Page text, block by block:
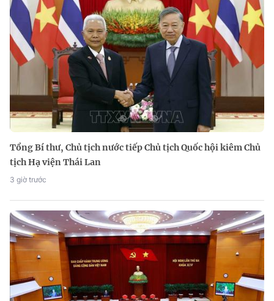
Tổng Bí thư, Chủ tịch nước tiếp Chủ tịch Quốc hội kiêm Chủ
tịch Hạ viện Thái Lan
3 giờ trước